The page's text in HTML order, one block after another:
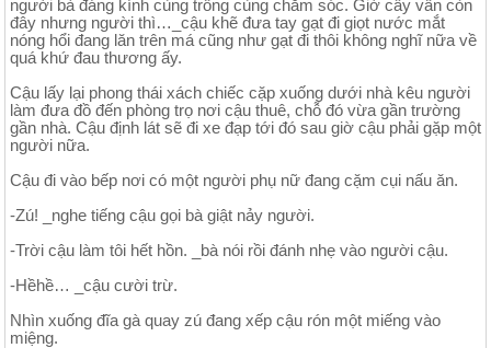
người bà đáng kính cùng trồng cùng chăm sóc. Giờ cây vẫn còn
đây nhưng người thì…_cậu khẽ đưa tay gạt đi giọt nước mắt
nóng hổi đang lăn trên má cũng như gạt đi thôi không nghĩ nữa về
quá khứ đau thương ấy.
Cậu lấy lại phong thái xách chiếc cặp xuống dưới nhà kêu người
làm đưa đồ đến phòng trọ nơi cậu thuê, chỗ đó vừa gần trường
gần nhà. Cậu định lát sẽ đi xe đạp tới đó sau giờ cậu phải gặp một
người nữa.
Cậu đi vào bếp nơi có một người phụ nữ đang cặm cụi nấu ăn.
-Zú! _nghe tiếng cậu gọi bà giật nảy người.
-Trời cậu làm tôi hết hồn. _bà nói rồi đánh nhẹ vào người cậu.
-Hềhề… _cậu cười trừ.
Nhìn xuống đĩa gà quay zú đang xếp cậu rón một miếng vào
miệng.